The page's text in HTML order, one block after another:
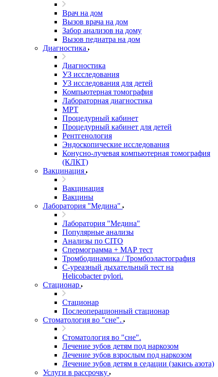
Врач на дом
Вызов врача на дом
Забор анализов на дому
Вызов педиатра на дом
Диагностика
Диагностика
УЗ исследования
УЗ исследования для детей
Компьютерная томография
Лабораторная диагностика
МРТ
Процедурный кабинет
Процедурный кабинет для детей
Рентгенология
Эндоскопические исследования
Конусно-лучевая компьютерная томография
(КЛКТ)
Вакцинация
Вакцинация
Вакцины
Лаборатория "Медина"
Лаборатория "Медина"
Популярные анализы
Анализы по CITO
Спермограмма + МАР тест
Тромбодинамика / Тромбоэластография
С-уреазный дыхательный тест на
Helicobacter pylori.
Стационар
Стационар
Послеоперационный стационар
Стоматология во "сне".
Стоматология во "сне".
Лечение зубов детям под наркозом
Лечение зубов взрослым под наркозом
Лечение зубов детям в седации (закись азота)
Услуги в рассрочку